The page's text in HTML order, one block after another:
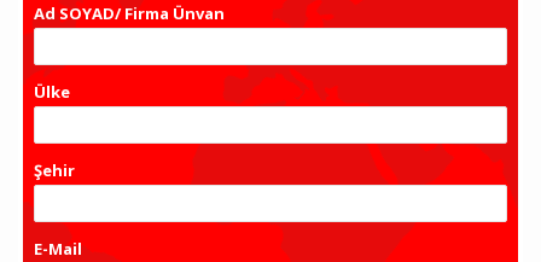
Ad SOYAD/ Firma Ünvan
Ülke
Şehir
E-Mail*